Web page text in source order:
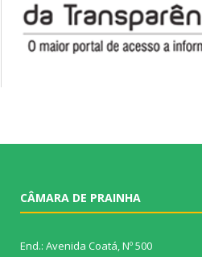
CÂMARA DE PRAINHA
End.: Avenida Coatá, Nº 500